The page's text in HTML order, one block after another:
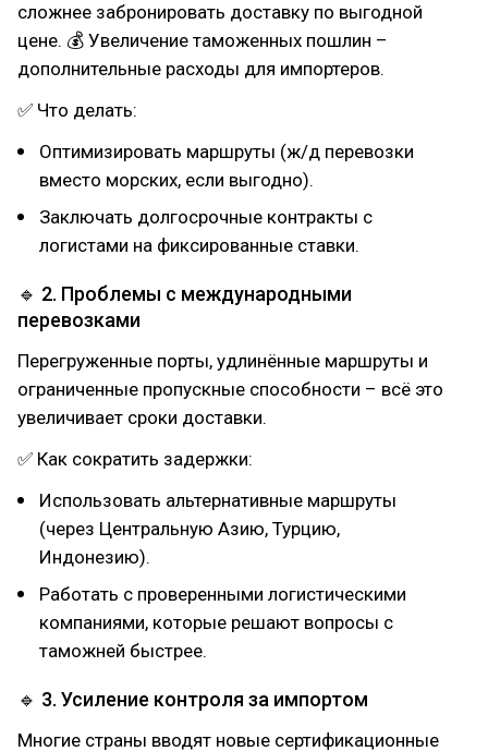
сложнее забронировать доставку по выгодной
цене. 💰 Увеличение таможенных пошлин –
дополнительные расходы для импортеров.
✅ Что делать:
Оптимизировать маршруты (ж/д перевозки
вместо морских, если выгодно).
Заключать долгосрочные контракты с
логистами на фиксированные ставки.
🔹 2. Проблемы с международными
перевозками
Перегруженные порты, удлинённые маршруты и
ограниченные пропускные способности – всё это
увеличивает сроки доставки.
✅ Как сократить задержки:
Использовать альтернативные маршруты
(через Центральную Азию, Турцию,
Индонезию).
Работать с проверенными логистическими
компаниями, которые решают вопросы с
таможней быстрее.
🔹 3. Усиление контроля за импортом
Многие страны вводят новые сертификационные